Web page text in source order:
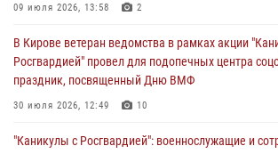
шахматного турнира
Директор Росгвардии Герой России генерал
поздравил специалистов подразделений тыла с
праздником
09 июля 2026, 13:58 2
В Кирове ветеран ведомства в рамках акции
Росгвардией" провел для подопечных центра
праздник, посвященный Дню ВМФ
30 июля 2026, 12:49 10
"Каникулы с Росгвардией": военнослужащие и